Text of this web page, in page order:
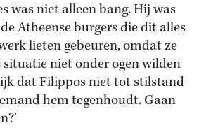
was niet alleen bang. Hij was
Atheense burgers die dit alles
lieten gebeuren, omdat ze
situatie niet onder ogen wilden
dat Filippos niet tot stilstand
hem tegenhoudt. Gaan